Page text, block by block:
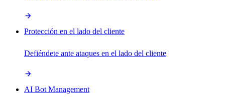
Protección en el lado del cliente
Defiéndete ante ataques en el lado del cliente
AI Bot Management